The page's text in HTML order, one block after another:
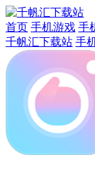
首页 手机游戏 手
千帆汇下载站 手